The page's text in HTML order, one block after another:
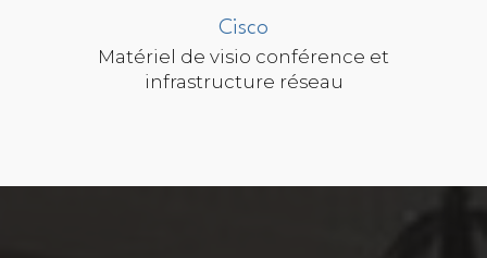
Cisco
Matériel de visio conférence et
infrastructure réseau